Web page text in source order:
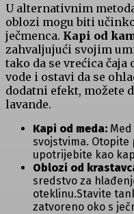
U alternativnim
oblozi mogu biti
ječmenca.‍ Kapi od
⁣zahvaljujući‍ svojim
tako ⁣da se vrećica
vode‌ i ostavi da se
dodatni⁢ efekt, možete
lavande.
Kapi od meda:
svojstvima. Otopite
upotrijebite ⁤kao
Oblozi od
sredstvo za
oteklinu.Stavite
zatvoreno oko s